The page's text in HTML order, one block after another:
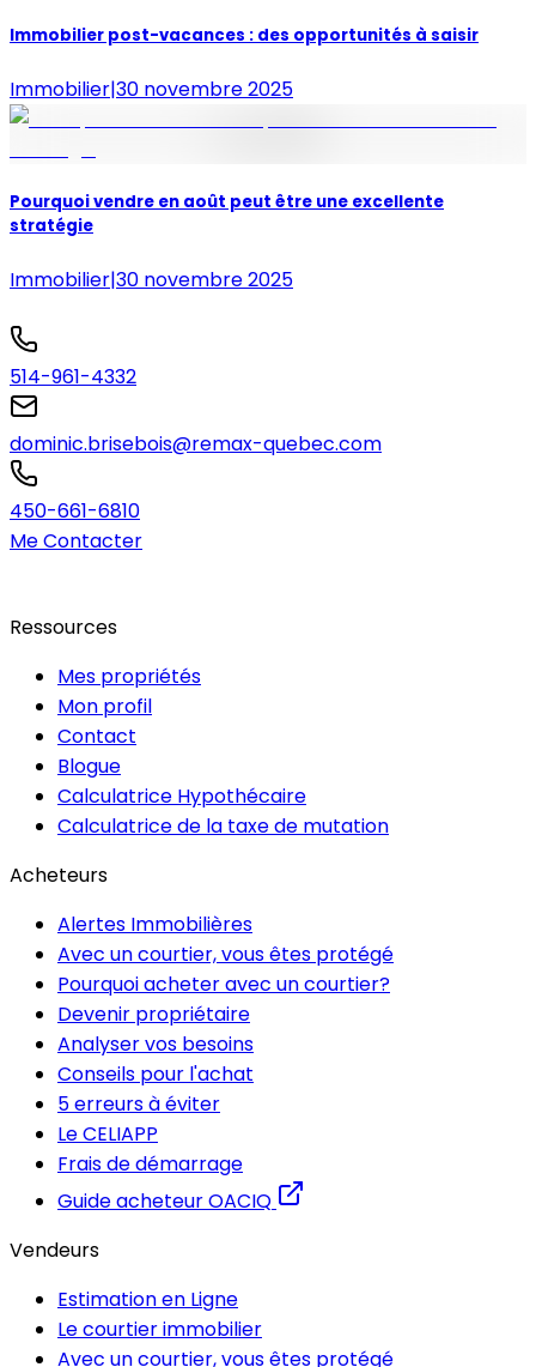
Immobilier post-vacances : des opportunités à saisir
Immobilier|30 novembre 2025
Pourquoi vendre en août peut être une excellente
stratégie
Immobilier|30 novembre 2025
514-961-4332
dominic.brisebois@remax-quebec.com
450-661-6810
Me Contacter
Ressources
Mes propriétés
Mon profil
Contact
Blogue
Calculatrice Hypothécaire
Calculatrice de la taxe de mutation
Acheteurs
Alertes Immobilières
Avec un courtier, vous êtes protégé
Pourquoi acheter avec un courtier?
Devenir propriétaire
Analyser vos besoins
Conseils pour l'achat
5 erreurs à éviter
Le CELIAPP
Frais de démarrage
Guide acheteur OACIQ
Vendeurs
Estimation en Ligne
Le courtier immobilier
Avec un courtier, vous êtes protégé